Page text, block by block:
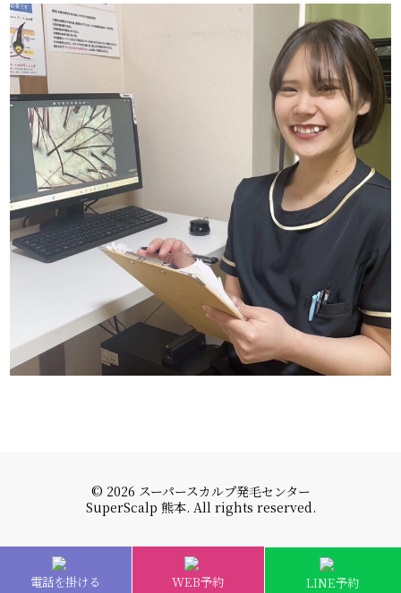
© 2026 スーパースカルプ発毛センター
SuperScalp 熊本. All rights reserved.
電話を掛ける WEB予約 LINE予約